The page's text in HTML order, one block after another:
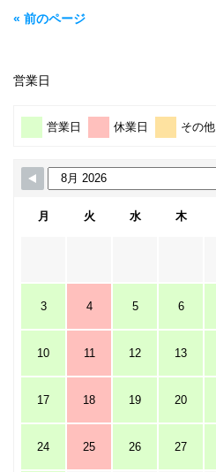
« 前のページ
営業日
営業日 休業日 その他
月 火 水 木
3 4 5 6
10 11 12 13
17 18 19 20
24 25 26 27